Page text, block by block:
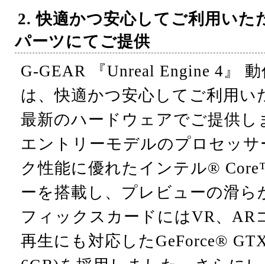
2. 快適かつ安心してご利用いた
パーツにてご提供
G-GEAR 『Unreal Engine 4』
は、快適かつ安心してご利用い
最新のハードウェアでご提供し
エントリーモデルのプロセッ
ク性能に優れたインテル®
ーを搭載し、プレビューの滑
フィックスカードにはVR、AR
再生にも対応したGeForce®